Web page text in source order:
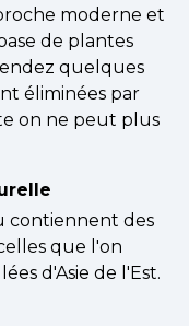
moderne et
de plantes
quelques
éliminées par
on ne peut plus
contiennent des
que l'on
d'Asie de l'Est.